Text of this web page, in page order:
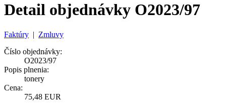
Detail objednávky O2023/97
Faktúry | Zmluvy
Číslo objednávky:
O2023/97
Popis plnenia:
tonery
Cena:
75,48 EUR